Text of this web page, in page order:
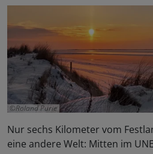
Roland Purie
Nur sechs Kilometer vom
eine andere Welt: Mitten im